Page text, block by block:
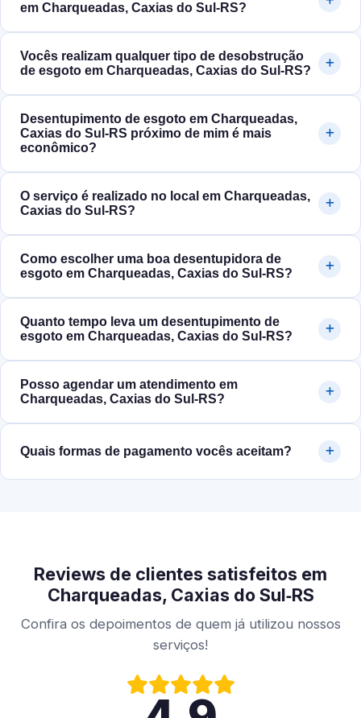
em Charqueadas, Caxias do Sul‑RS?
Vocês realizam qualquer tipo de desobstrução
de esgoto em Charqueadas, Caxias do Sul‑RS?
Desentupimento de esgoto em Charqueadas,
Caxias do Sul‑RS próximo de mim é mais
econômico?
O serviço é realizado no local em Charqueadas,
Caxias do Sul‑RS?
Como escolher uma boa desentupidora de
esgoto em Charqueadas, Caxias do Sul‑RS?
Quanto tempo leva um desentupimento de
esgoto em Charqueadas, Caxias do Sul‑RS?
Posso agendar um atendimento em
Charqueadas, Caxias do Sul‑RS?
Quais formas de pagamento vocês aceitam?
Reviews de clientes satisfeitos em
Charqueadas, Caxias do Sul‑RS
Confira os depoimentos de quem já utilizou nossos
serviços!